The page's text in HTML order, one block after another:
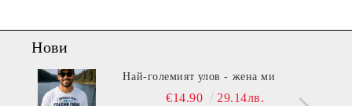
Нови
Най-големият улов - жена ми
€14.90 29.14лв.